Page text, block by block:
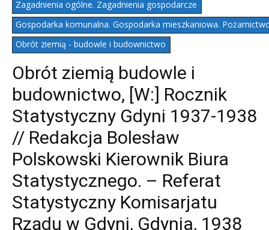
Zagadnienia ogólne. Zagadnienia gospodarcze
Gospodarka komunalna. Gospodarka mieszkaniowa.
Obrót ziemią - budowle i budownictwo
Obrót ziemią budowle i
budownictwo, [W:] Rocznik
Statystyczny Gdyni 1937-1938
// Redakcja Bolesław
Polskowski Kierownik Biura
Statystycznego. – Referat
Statystyczny Komisarjatu
Rządu w Gdyni, Gdynia, 1938